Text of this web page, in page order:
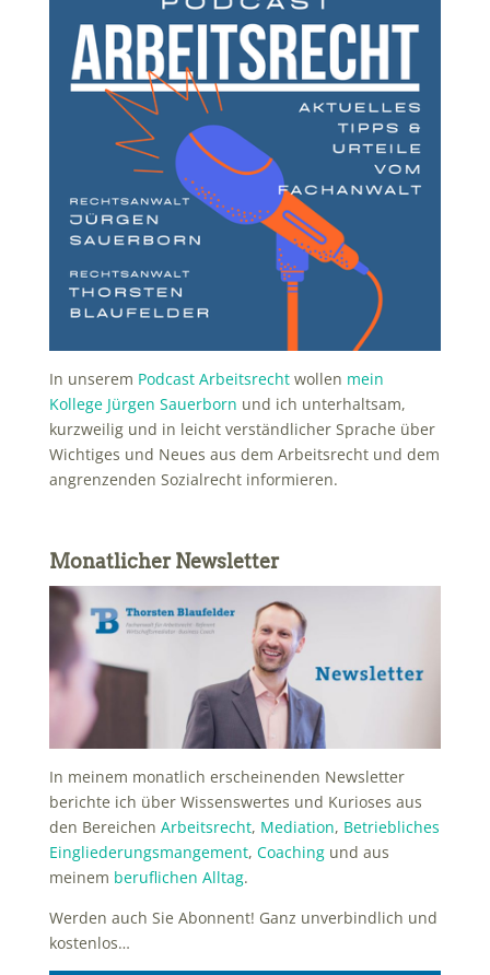
In unserem Podcast Arbeitsrechtwollen mein
Kollege Jürgen Sauerborn und ich unterhaltsam,
kurzweilig und in leicht verständlicher Sprache über
Wichtiges und Neues aus dem Arbeitsrecht und dem
angrenzenden Sozialrecht informieren.
Monatlicher Newsletter
In meinem monatlich erscheinenden Newsletter
berichte ich über Wissenswertes und Kurioses aus
den Bereichen Arbeitsrecht, Mediation, Betriebliches
Eingliederungsmangement, Coachingund aus
meinem beruflichen Alltag.
Werden auch Sie Abonnent! Ganz unverbindlich und
kostenlos…